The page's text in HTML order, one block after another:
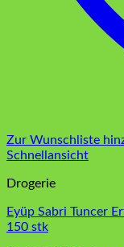
Zur Wunschliste
Schnellansicht
Drogerie
Eyüp Sabri Tuncer
150 stk